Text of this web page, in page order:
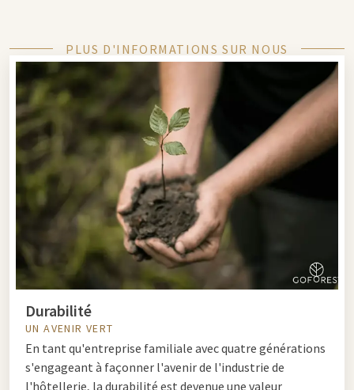
PLUS D'INFORMATIONS SUR NOUS
Durabilité
UN AVENIR VERT
En tant qu'entreprise familiale avec quatre générations
s'engageant à façonner l'avenir de l'industrie de
l'hôtellerie, la durabilité est devenue une valeur